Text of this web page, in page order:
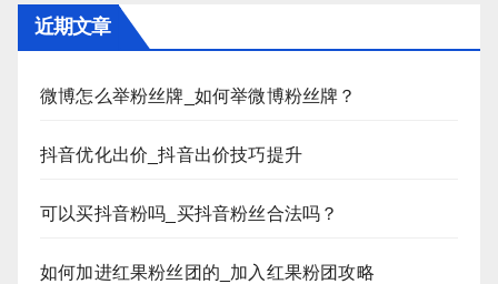
近期文章
微博怎么举粉丝牌_如何举微博粉丝牌？
抖音优化出价_抖音出价技巧提升
可以买抖音粉吗_买抖音粉丝合法吗？
如何加进红果粉丝团的_加入红果粉团攻略